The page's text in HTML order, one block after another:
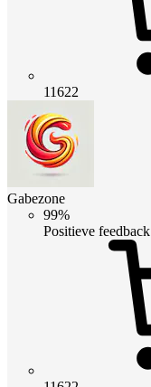
11622
Gabezone
99%
Positieve feedback